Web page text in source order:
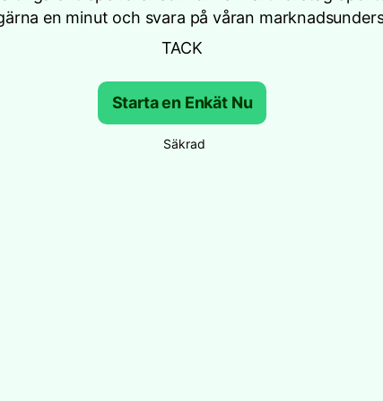
en minut och svara på våran
TACK
Starta en Enkät Nu
Säkrad